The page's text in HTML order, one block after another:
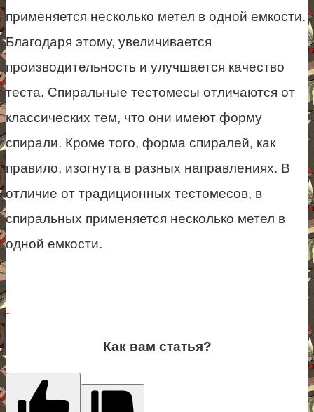
применяется несколько метел в одной емкости.
Благодаря этому, увеличивается
производительность и улучшается качество
теста. Спиральные тестомесы отличаются от
классических тем, что они имеют форму
спирали. Кроме того, форма спиралей, как
правило, изогнута в разных направлениях. В
отличие от традиционных тестомесов, в
спиральных применяется несколько метел в
одной емкости.
Как вам статья?